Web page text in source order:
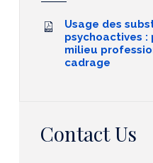
Usage des
psychoactives :
milieu
cadrage
Contact Us